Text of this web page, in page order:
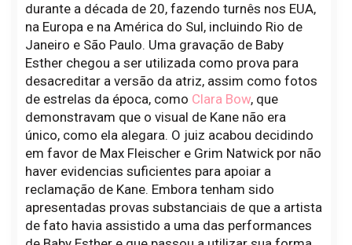
durante a década de 20, fazendo turnês nos EUA,
na Europa e na América do Sul, incluindo Rio de
Janeiro e São Paulo. Uma gravação de Baby
Esther chegou a ser utilizada como prova para
desacreditar a versão da atriz, assim como fotos
de estrelas da época, como Clara Bow, que
demonstravam que o visual de Kane não era
único, como ela alegara. O juiz acabou decidindo
em favor de Max Fleischer e Grim Natwick por não
haver evidencias suficientes para apoiar a
reclamação de Kane. Embora tenham sido
apresentadas provas substanciais de que a artista
de fato havia assistido a uma das performances